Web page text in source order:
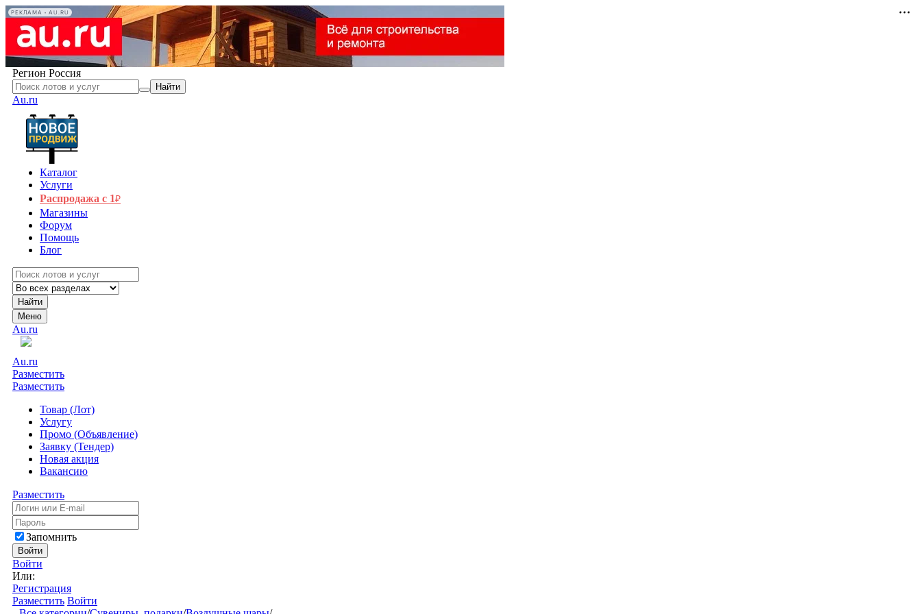
РЕКЛАМА • AU.RU
Регион Россия
Найти
Au.ru
Каталог
Услуги
Распродажа с 1₽
Магазины
Форум
Помощь
Блог
Найти
Меню
Au.ru
Au.ru
Разместить
Разместить
Товар (Лот)
Услугу
Промо (Объявление)
Заявку (Тендер)
Новая акция
Вакансию
Разместить
Запомнить
Войти
Войти
Или:
Регистрация
Разместить Войти